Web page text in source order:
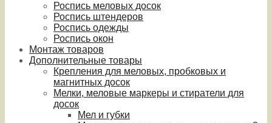
Роспись меловых досок
Роспись штендеров
Роспись одежды
Роспись окон
Монтаж товаров
Дополнительные товары
Крепления для меловых, пробковых и
магнитных досок
Мелки, меловые маркеры и стиратели для
досок
Мел и губки